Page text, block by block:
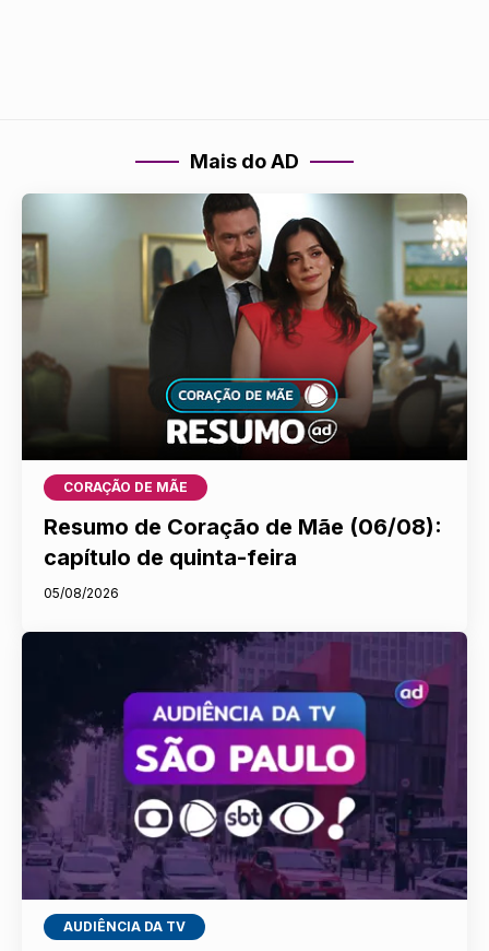
Mais do AD
CORAÇÃO DE MÃE
Resumo de Coração de Mãe (06/08):
capítulo de quinta-feira
05/08/2026
AUDIÊNCIA DA TV